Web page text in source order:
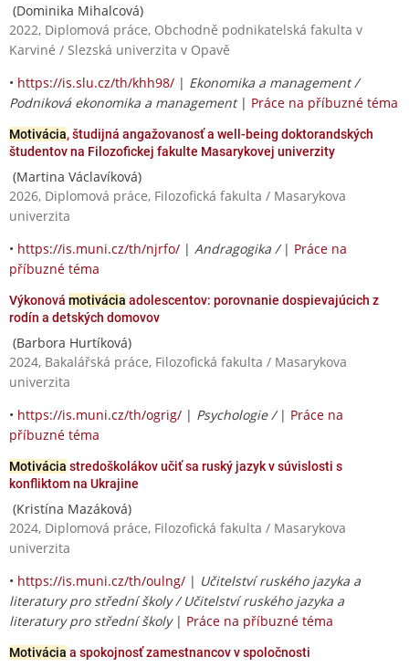
(Dominika Mihalcová)
2022, Diplomová práce, Obchodně podnikatelská fakulta v
Karviné / Slezská univerzita v Opavě
• https://is.slu.cz/th/khh98/ | Ekonomika a management /
Podniková ekonomika a management| Práce na příbuzné téma
Motivácia, študijná angažovanosť a well-being doktorandských
študentov na Filozofickej fakulte Masarykovej univerzity
(Martina Václavíková)
2026, Diplomová práce, Filozofická fakulta / Masarykova
univerzita
• https://is.muni.cz/th/njrfo/ | Andragogika / | Práce na
příbuzné téma
Výkonová motivácia adolescentov: porovnanie dospievajúcich z
rodín a detských domovov
(Barbora Hurtíková)
2024, Bakalářská práce, Filozofická fakulta / Masarykova
univerzita
• https://is.muni.cz/th/ogrig/ | Psychologie / | Práce na
příbuzné téma
Motivácia stredoškolákov učiť sa ruský jazyk v súvislosti s
konfliktom na Ukrajine
(Kristína Mazáková)
2024, Diplomová práce, Filozofická fakulta / Masarykova
univerzita
• https://is.muni.cz/th/oulng/ | Učitelství ruského jazyka a
literatury pro střední školy / Učitelství ruského jazyka a
literatury pro střední školy| Práce na příbuzné téma
Motivácia a spokojnosť zamestnancov v spoločnosti